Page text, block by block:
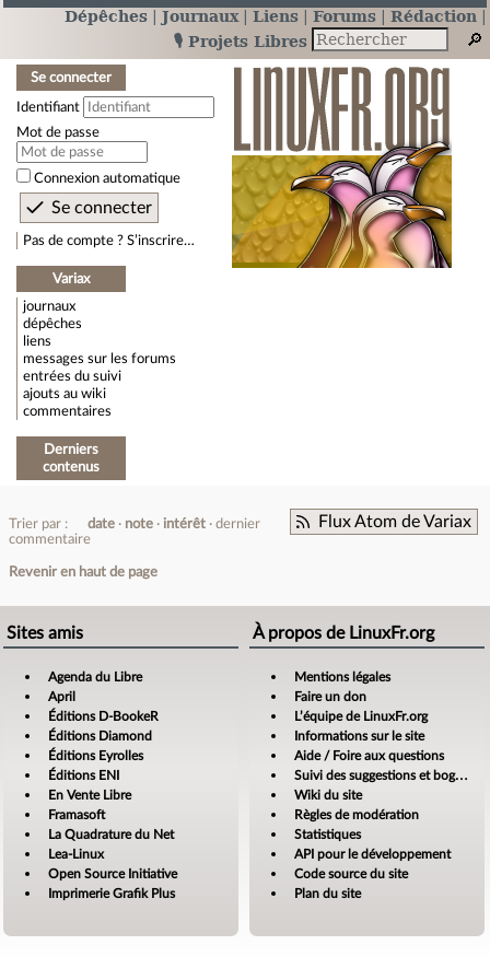
Dépêches Journaux Liens Forums
Rédaction
🎙️ Projets Libres
Se connecter
Identifiant
Mot de passe
Connexion automatique
Pas de compte ? S’inscrire…
Variax
journaux
dépêches
liens
messages sur les forums
entrées du suivi
ajouts au wiki
commentaires
Derniers
contenus
Flux Atom de Variax
Trier par : date note intérêt
dernier
commentaire
Revenir en haut de page
Sites amis
Agenda du Libre
April
Éditions D-BookeR
Éditions Diamond
Éditions Eyrolles
Éditions ENI
En Vente Libre
Framasoft
La Quadrature du Net
Lea-Linux
Open Source Initiative
Imprimerie Grafik Plus
À propos de LinuxFr.org
Mentions légales
Faire un don
L’équipe de LinuxFr.org
Informations sur le site
Aide / Foire aux questions
Suivi des suggestions et bogues
Wiki du site
Règles de modération
Statistiques
API pour le développement
Code source du site
Plan du site